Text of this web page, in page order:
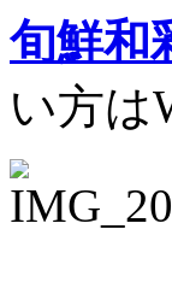
旬鮮和
い方は